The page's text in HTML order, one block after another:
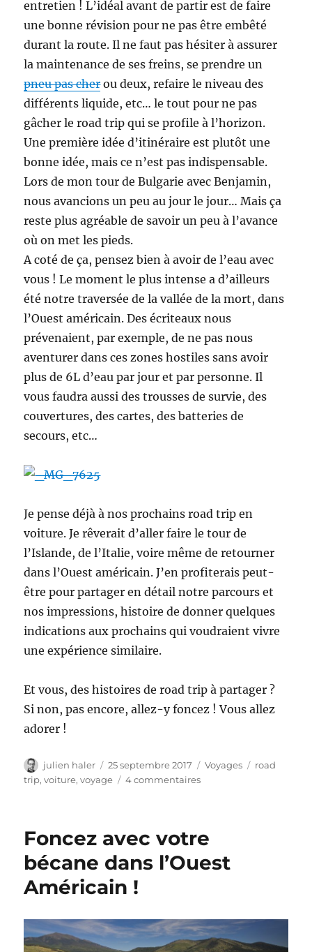
entretien ! L’idéal avant de partir est de faire
une bonne révision pour ne pas être embêté
durant la route. Il ne faut pas hésiter à assurer
la maintenance de ses freins, se prendre un
pneu pas cherou deux, refaire le niveau des
différents liquide, etc… le tout pour ne pas
gâcher le road trip qui se profile à l’horizon.
Une première idée d’itinéraire est plutôt une
bonne idée, mais ce n’est pas indispensable.
Lors de mon tour de Bulgarie avec Benjamin,
nous avancions un peu au jour le jour… Mais ça
reste plus agréable de savoir un peu à l’avance
où on met les pieds.
A coté de ça, pensez bien à avoir de l’eau avec
vous ! Le moment le plus intense a d’ailleurs
été notre traversée de la vallée de la mort, dans
l’Ouest américain. Des écriteaux nous
prévenaient, par exemple, de ne pas nous
aventurer dans ces zones hostiles sans avoir
plus de 6L d’eau par jour et par personne. Il
vous faudra aussi des trousses de survie, des
couvertures, des cartes, des batteries de
secours, etc…
Je pense déjà à nos prochains road trip en
voiture. Je rêverait d’aller faire le tour de
l’Islande, de l’Italie, voire même de retourner
dans l’Ouest américain. J’en profiterais peut-
être pour partager en détail notre parcours et
nos impressions, histoire de donner quelques
indications aux prochains qui voudraient vivre
une expérience similaire.
Et vous, des histoires de road trip à partager ?
Si non, pas encore, allez-y foncez ! Vous allez
adorer !
Auteur
julien haler
Publié
le
25 septembre 2017 Catégories
Voyages Étiquettes
road
trip,voiture,voyage 4 commentairessur
en
vous
?
Foncez avec votre
bécane dans l’Ouest
Américain !